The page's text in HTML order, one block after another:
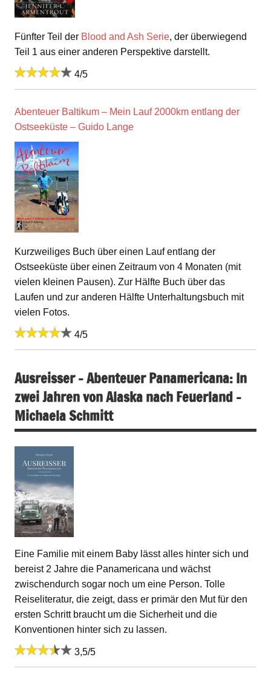
Fünfter Teil der Blood and Ash Serie, der überwiegend
Teil 1 aus einer anderen Perspektive darstellt.
4/5
Abenteuer Baltikum – Mein Lauf 2000km entlang der
Ostseeküste – Guido Lange
Kurzweiliges Buch über einen Lauf entlang der
Ostseeküste über einen Zeitraum von 4 Monaten (mit
vielen kleinen Pausen). Zur Hälfte Buch über das
Laufen und zur anderen Hälfte Unterhaltungsbuch mit
vielen Fotos.
4/5
Ausreisser – Abenteuer Panamericana: In
zwei Jahren von Alaska nach Feuerland –
Michaela Schmitt
Eine Familie mit einem Baby lässt alles hinter sich und
bereist 2 Jahre die Panamericana und wächst
zwischendurch sogar noch um eine Person. Tolle
Reiseliteratur, die zeigt, dass er primär den Mut für den
ersten Schritt braucht um die Sicherheit und die
Konventionen hinter sich zu lassen.
3,5/5